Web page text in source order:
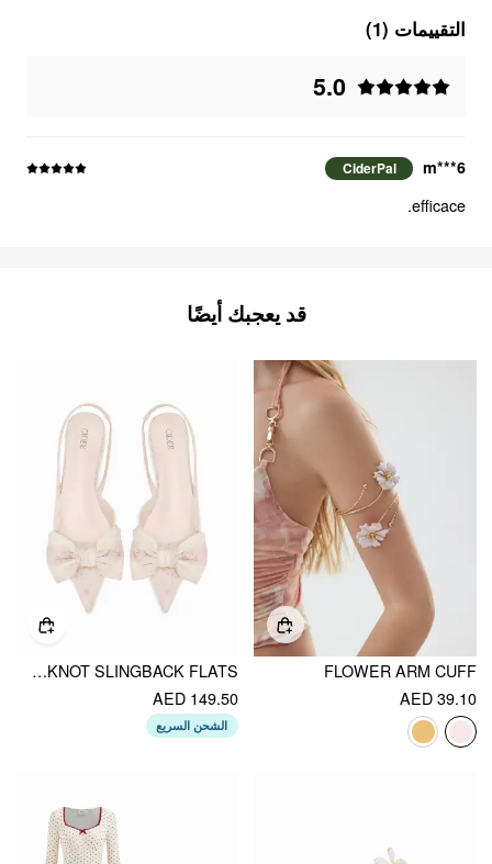
التقييمات (1)
5.0
m***6
CiderPal
efficace.
قد يعجبك أيضًا
FLOWER ARM CUFF
AED 39.10
FLORAL & BOWKNOT SLINGBACK FLATS
AED 149.50
الشحن السريع